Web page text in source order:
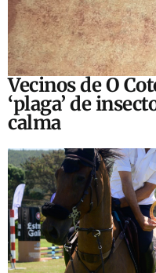
Vecinos de O
‘plaga’ de
calma